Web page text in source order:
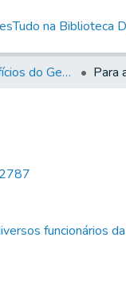
Tudo na Biblioteca
Volume 92 - Ofícios do General D. Luiz aos diversos funcionários da Capitania (1768- 1772)
funcionários